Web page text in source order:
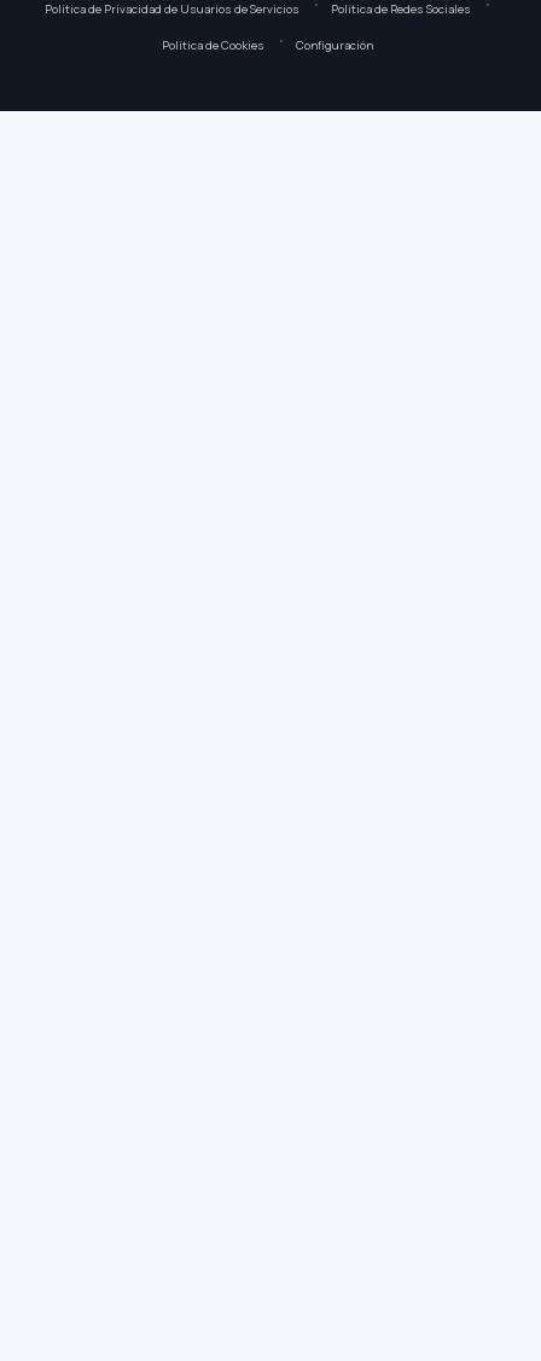
Política de Privacidad de Usuarios de Servicios Política de Redes Sociales
Política de Cookies Configuración